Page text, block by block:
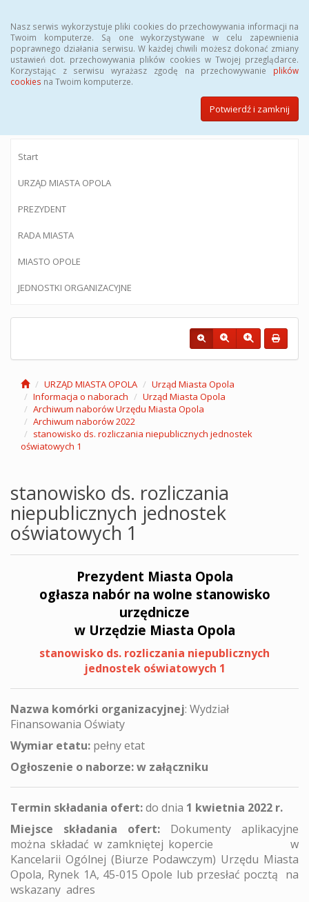
Nasz serwis wykorzystuje pliki cookies do przechowywania informacji na
Twoim komputerze. Są one wykorzystywane w celu zapewnienia
poprawnego działania serwisu. W każdej chwili możesz dokonać zmiany
ustawień dot. przechowywania plików cookies w Twojej przeglądarce.
Korzystając z serwisu wyrażasz zgodę na przechowywanie plików
cookies na Twoim komputerze.
Potwierdź i zamknij
BIULETYN INFORMACJI PUBLICZNEJ
Urzędu Miasta Opola
Start
URZĄD MIASTA OPOLA
PREZYDENT
RADA MIASTA
MIASTO OPOLE
JEDNOSTKI ORGANIZACYJNE
URZĄD MIASTA OPOLA
Urząd Miasta Opola
Informacja o naborach
Urząd Miasta Opola
Archiwum naborów Urzędu Miasta Opola
Archiwum naborów 2022
stanowisko ds. rozliczania niepublicznych jednostek
oświatowych 1
stanowisko ds. rozliczania
niepublicznych jednostek
oświatowych 1
Prezydent Miasta Opola
ogłasza nabór na wolne stanowisko
urzędnicze
w Urzędzie Miasta Opola
stanowisko ds. rozliczania niepublicznych
jednostek oświatowych 1
Nazwa komórki organizacyjnej: Wydział
Finansowania Oświaty
Wymiar etatu: pełny etat
Ogłoszenie o naborze: w załączniku
Termin składania ofert:do dnia 1 kwietnia 2022 r.
Miejsce składania ofert: Dokumenty aplikacyjne
można składać w zamkniętej kopercie w
Kancelarii Ogólnej (Biurze Podawczym) Urzędu Miasta
Opola, Rynek 1A, 45-015 Opole lub przesłać pocztą na
wskazany adres